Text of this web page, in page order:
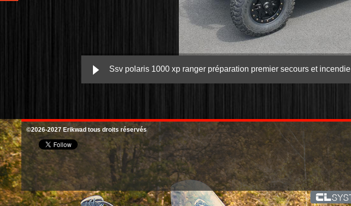
Ssv polaris 1000 xp ranger préparation premier secours et incendie
©2026-2027 Erikwad tous droits réservés